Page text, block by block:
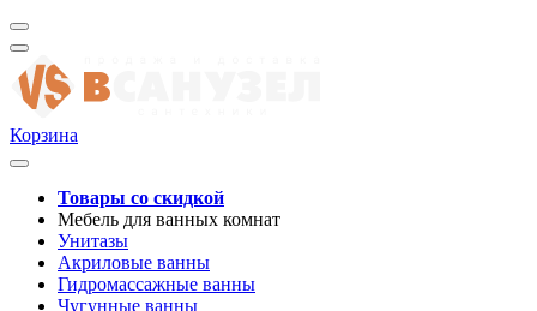
Корзина
Товары со скидкой
Мебель для ванных комнат
Унитазы
Акриловые ванны
Гидромассажные ванны
Чугунные ванны